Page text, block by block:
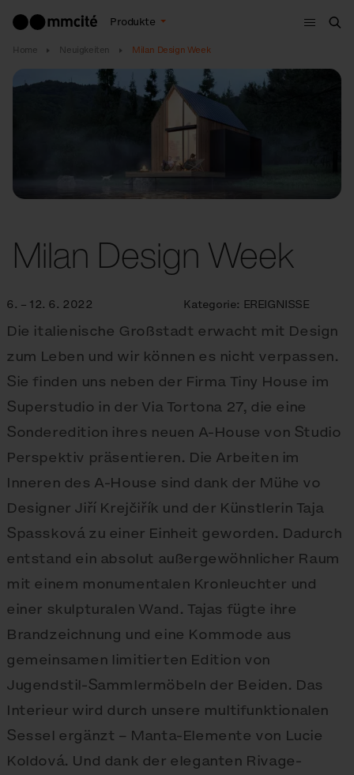
Produkte
Menu
Home Neuigkeiten Milan Design Week
Milan Design Week
6. – 12. 6. 2022 Kategorie: EREIGNISSE
Die italienische Großstadt erwacht mit Design
zum Leben und wir können es nicht verpassen.
Sie finden uns neben der Firma Tiny House im
Superstudio in der Via Tortona 27, die eine
Sonderedition ihres neuen A-House von Studio
Perspektiv präsentieren. Die Arbeiten im
Inneren des A-House sind dank der Mühe vo
Designer Jiří Krejčiřík und der Künstlerin Taja
Spassková zu einer Einheit geworden. Dadurch
entstand ein absolut außergewöhnlicher Raum
mit einem monumentalen Kronleuchter und
einer skulpturalen Wand. Tajas fügte ihre
Brandzeichnung und eine Kommode aus
gemeinsamen limitierten Edition von
Jugendstil-Sammlermöbeln der Beiden. Das
Interieur wird durch unsere multifunktionalen
Sessel ergänzt – Manta-Elemente von Lucie
Koldová. Und dank der eleganten Rivage-